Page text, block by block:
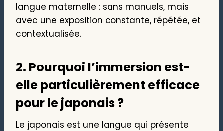
langue maternelle : sans manuels, mais
avec une exposition constante, répétée, et
contextualisée.
2. Pourquoi l’immersion est-
elle particulièrement efficace
pour le japonais ?
Le japonais est une langue qui présente